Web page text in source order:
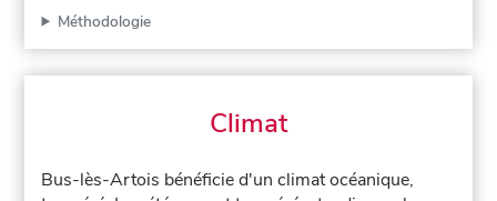
Méthodologie
Climat
Bus-lès-Artois bénéficie d'un climat océanique,